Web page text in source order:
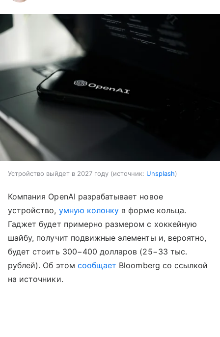
Устройство выйдет в 2027 году источник: Unsplash
Компания OpenAI разрабатывает новое
устройство, умную колонку в форме кольца.
Гаджет будет примерно размером с хоккейную
шайбу, получит подвижные элементы и, вероятно,
будет стоить 300−400 долларов (25−33 тыс.
рублей). Об этом сообщает Bloomberg со ссылкой
на источники.